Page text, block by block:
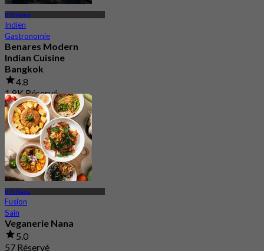
BTS Nana
Indien
Gastronomie
Benares Modern
Indian Cuisine
Bangkok
4.8
1.8K Réservé
De฿ 881.25
BTS Nana
Fusion
Sain
Veganerie Nana
5.0
57 Réservé